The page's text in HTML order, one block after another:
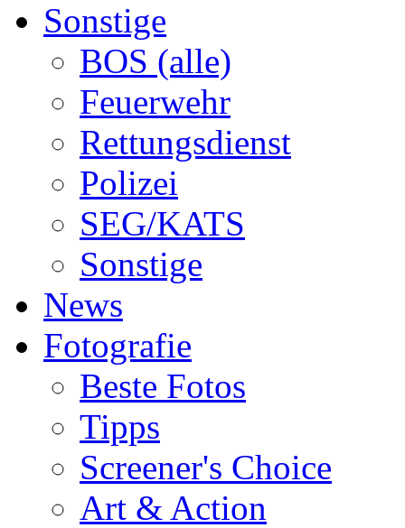
Sonstige
BOS (alle)
Feuerwehr
Rettungsdienst
Polizei
SEG/KATS
Sonstige
News
Fotografie
Beste Fotos
Tipps
Screener's Choice
Art & Action